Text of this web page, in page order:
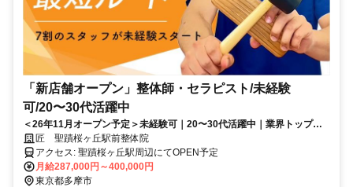
「新店舗オープン」整体師・セラピスト/未経験
可/20〜30代活躍中
＜26年11月オープン予定＞未経験可｜20〜30代活躍中｜業界トップレ
ベルの給与水準｜初回ボーナス80万円・賞与500万円の支給実績あり
匠 聖蹟桜ヶ丘駅前整体院
アクセス: 聖蹟桜ヶ丘駅周辺にてOPEN予定
月給287,000円～400,000円
東京都多摩市